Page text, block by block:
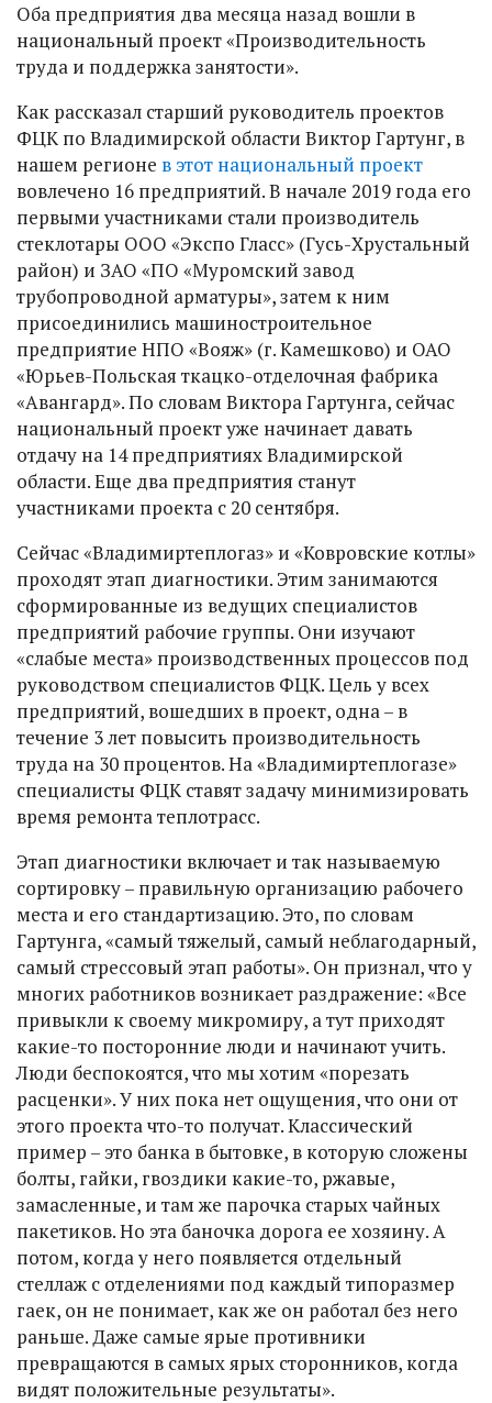
Оба предприятия два месяца назад вошли в
национальный проект «Производительность
труда и поддержка занятости».
Как рассказал старший руководитель проектов
ФЦК по Владимирской области Виктор Гартунг, в
нашем регионе в этот национальный проект
вовлечено 16 предприятий. В начале 2019 года его
первыми участниками стали производитель
стеклотары ООО «Экспо Гласс» (Гусь-Хрустальный
район) и ЗАО «ПО «Муромский завод
трубопроводной арматуры», затем к ним
присоединились машиностроительное
предприятие НПО «Вояж» (г. Камешково) и ОАО
«Юрьев-Польская ткацко-отделочная фабрика
«Авангард». По словам Виктора Гартунга, сейчас
национальный проект уже начинает давать
отдачу на 14 предприятиях Владимирской
области. Еще два предприятия станут
участниками проекта с 20 сентября.
Сейчас «Владимиртеплогаз» и «Ковровские котлы»
проходят этап диагностики. Этим занимаются
сформированные из ведущих специалистов
предприятий рабочие группы. Они изучают
«слабые места» производственных процессов под
руководством специалистов ФЦК. Цель у всех
предприятий, вошедших в проект, одна – в
течение 3 лет повысить производительность
труда на 30 процентов. На «Владимиртеплогазе»
специалисты ФЦК ставят задачу минимизировать
время ремонта теплотрасс.
Этап диагностики включает и так называемую
сортировку – правильную организацию рабочего
места и его стандартизацию. Это, по словам
Гартунга, «самый тяжелый, самый неблагодарный,
самый стрессовый этап работы». Он признал, что у
многих работников возникает раздражение: «Все
привыкли к своему микромиру, а тут приходят
какие-то посторонние люди и начинают учить.
Люди беспокоятся, что мы хотим «порезать
расценки». У них пока нет ощущения, что они от
этого проекта что-то получат. Классический
пример – это банка в бытовке, в которую сложены
болты, гайки, гвоздики какие-то, ржавые,
замасленные, и там же парочка старых чайных
пакетиков. Но эта баночка дорога ее хозяину. А
потом, когда у него появляется отдельный
стеллаж с отделениями под каждый типоразмер
гаек, он не понимает, как же он работал без него
раньше. Даже самые ярые противники
превращаются в самых ярых сторонников, когда
видят положительные результаты».